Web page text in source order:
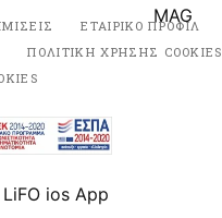
ΕΤΑΙΡΙΚΟ ΠΡΟΦΙΛ
ΠΟΛΙΤΙΚΗ ΧΡΗΣΗΣ COOKIES